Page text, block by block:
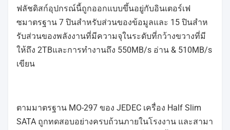
ฟลัชดิสก์อุปกรณ์นี้ถูกออกแบบขึ้นอยู่กับอินเตอร์เฟ
ซมาตรฐาน 7 ปินสําหรับส่วนของข้อมูลและ 15 ปินสําห
รับส่วนของพลังงานที่มีความจุในระดับที่กว้างขวางที่มี
ให้ถึง 2TBและการทํางานถึง 550MB/s อ่าน & 510MB/s
เขียน
ตามมาตรฐาน MO-297 ของ JEDEC เครื่อง Half Slim
SATA ถูกทดสอบอย่างครบถ้วนภายในโรงงาน และสามา